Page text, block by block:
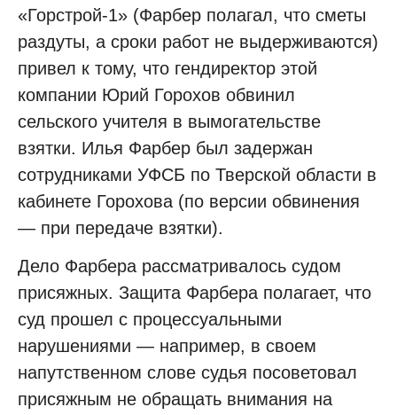
«Горстрой-1» (Фарбер полагал, что сметы
раздуты, а сроки работ не выдерживаются)
привел к тому, что гендиректор этой
компании Юрий Горохов обвинил
сельского учителя в вымогательстве
взятки. Илья Фарбер был задержан
сотрудниками УФСБ по Тверской области в
кабинете Горохова (по версии обвинения
— при передаче взятки).
Дело Фарбера рассматривалось судом
присяжных. Защита Фарбера полагает, что
суд прошел с процессуальными
нарушениями — например, в своем
напутственном слове судья посоветовал
присяжным не обращать внимания на